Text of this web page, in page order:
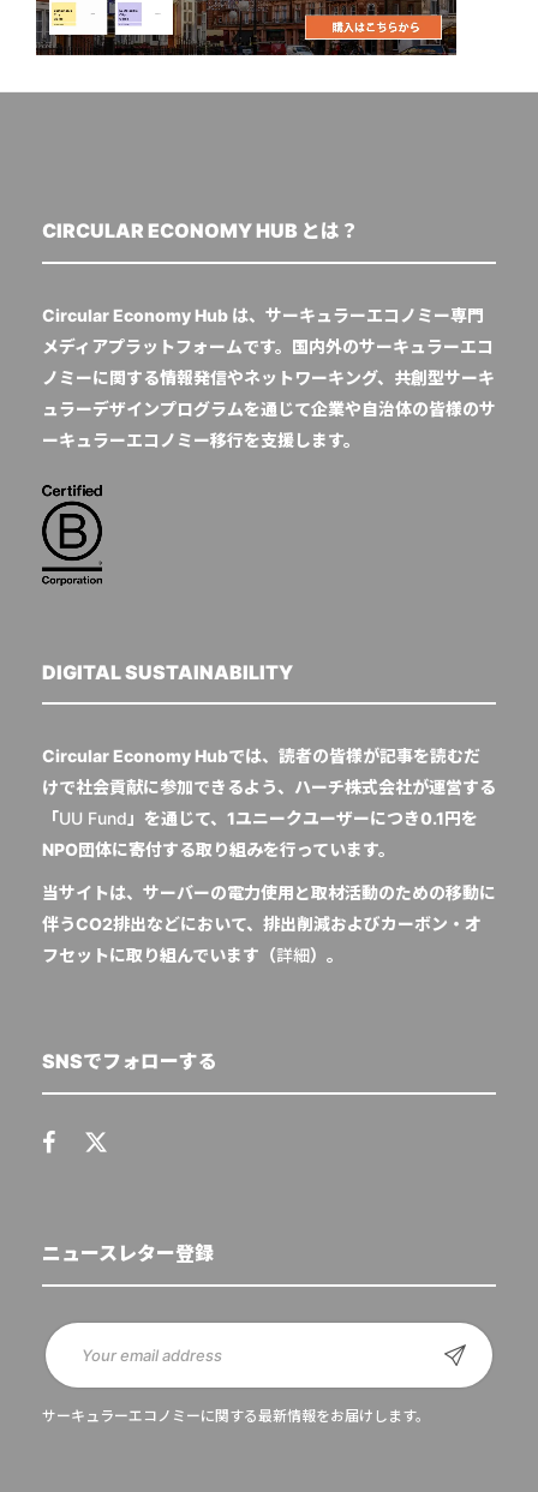
CIRCULAR ECONOMY HUB とは？
Circular Economy Hub は、サーキュラーエコノミー専門
メディアプラットフォームです。国内外のサーキュラーエコ
ノミーに関する情報発信やネットワーキング、共創型サーキ
ュラーデザインプログラムを通じて企業や自治体の皆様のサ
ーキュラーエコノミー移行を支援します。
DIGITAL SUSTAINABILITY
Circular Economy Hubでは、読者の皆様が記事を読むだ
けで社会貢献に参加できるよう、ハーチ株式会社が運営する
「UU Fund 」を通じて、1ユニークユーザーにつき0.1円を
NPO団体に寄付する取り組みを行っています。
当サイトは、サーバーの電力使用と取材活動のための移動に
伴うCO2排出などにおいて、排出削減およびカーボン・オ
フセットに取り組んでいます（詳細）。
SNSでフォローする
ニュースレター登録
サーキュラーエコノミーに関する最新情報をお届けします。